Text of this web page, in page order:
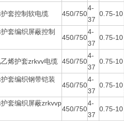
套控制软电缆 450/750
4-
37
0.75-10
套编织屏蔽控制
450/750
4-
37
0.75-10
烯护套zrkvv电缆 450/750
4-
37
0.75-10
套编织钢带铠装
450/750
4-
37
0.75-10
套编织屏蔽zrkvvp
450/750
4-
37
0.75-10